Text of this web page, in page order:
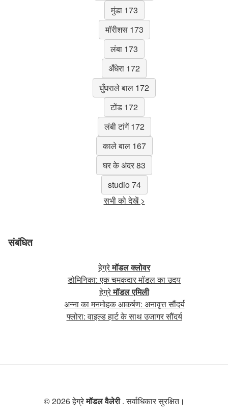
मुंडा 173
मॉरीशस 173
लंबा 173
अँधेरा 172
घुँघराले बाल 172
टोंड 172
लंबी टांगें 172
काले बाल 167
घर के अंदर 83
studio 74
सभी को देखें >
संबंधित
हेग्रेमॉडल क्लोवर
डोमिनिका: एक चमकदार मॉडल का उदय
हेग्रेमॉडल एमिली
अन्ना का मनमोहक आकर्षण: अनावृत्त सौंदर्य
फ्लोरा: वाइल्ड हार्ट के साथ उजागर सौंदर्य
© 2026 हेग्रेमॉडल वैलेरी. सर्वाधिकार सुरक्षित।